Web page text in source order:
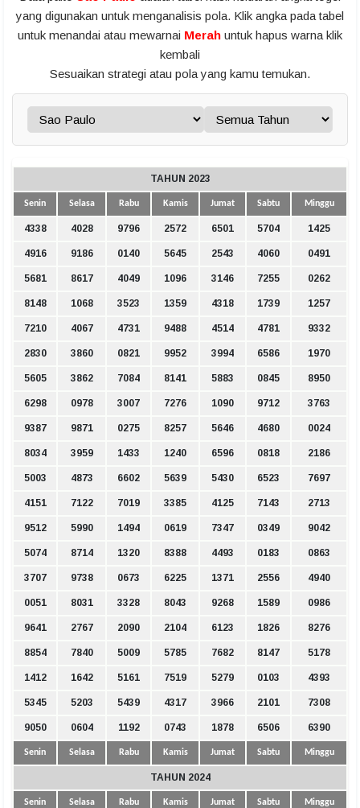
yang digunakan untuk menganalisis pola. Klik angka pada tabel
untuk menandai atau mewarnai Merah untuk hapus warna klik
kembali
Sesuaikan strategi atau pola yang kamu temukan.
TAHUN 2023
Senin Selasa Rabu Kamis Jumat Sabtu Minggu
4338 4028 9796 2572 6501 5704 1425
4916 9186 0140 5645 2543 4060 0491
5681 8617 4049 1096 3146 7255 0262
8148 1068 3523 1359 4318 1739 1257
7210 4067 4731 9488 4514 4781 9332
2830 3860 0821 9952 3994 6586 1970
5605 3862 7084 8141 5883 0845 8950
6298 0978 3007 7276 1090 9712 3763
9387 9871 0275 8257 5646 4680 0024
8034 3959 1433 1240 6596 0818 2186
5003 4873 6602 5639 5430 6523 7697
4151 7122 7019 3385 4125 7143 2713
9512 5990 1494 0619 7347 0349 9042
5074 8714 1320 8388 4493 0183 0863
3707 9738 0673 6225 1371 2556 4940
0051 8031 3328 8043 9268 1589 0986
9641 2767 2090 2104 6123 1826 8276
8854 7840 5009 5785 7682 8147 5178
1412 1642 5161 7519 5279 0103 4393
5345 5203 5439 4317 3966 2101 7308
9050 0604 1192 0743 1878 6506 6390
Senin Selasa Rabu Kamis Jumat Sabtu Minggu
TAHUN 2024
Senin Selasa Rabu Kamis Jumat Sabtu Minggu